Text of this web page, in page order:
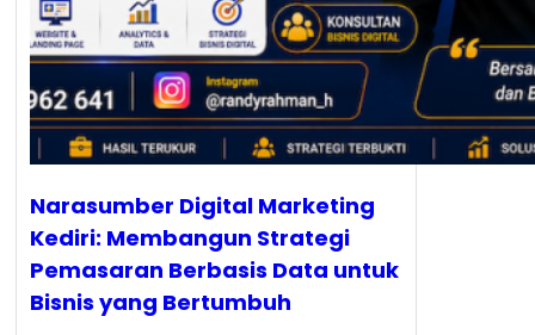
Narasumber Digital Marketing
Kediri: Membangun Strategi
Pemasaran Berbasis Data untuk
Bisnis yang Bertumbuh